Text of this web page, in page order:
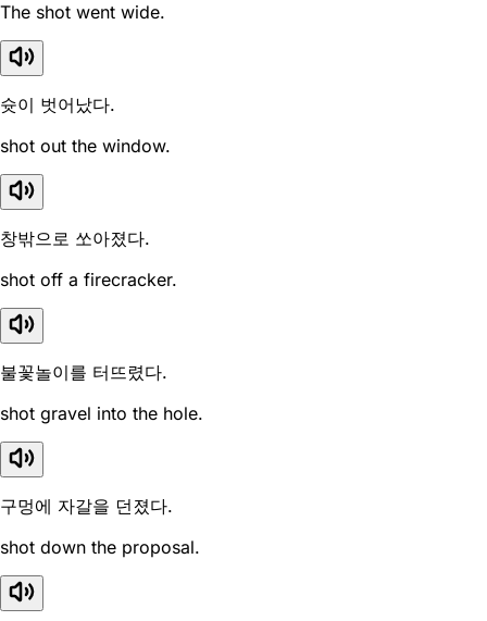
The shot went wide.
슛이 벗어났다.
shot out the window.
창밖으로 쏘아졌다.
shot off a firecracker.
불꽃놀이를 터뜨렸다.
shot gravel into the hole.
구멍에 자갈을 던졌다.
shot down the proposal.